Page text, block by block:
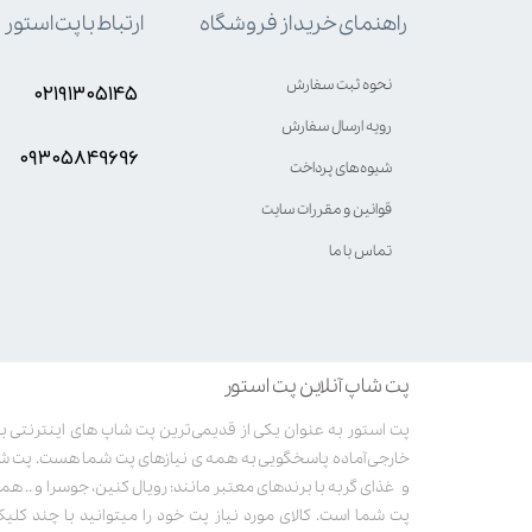
پت شاپ آنلاین پت استور
خارجی آماده پاسخگویی به همه ی نیازهای پت شما هست. پت
و غذای گربه با برندهای معتبر مانند: رویال کنین، جوسرا و ..
پت شما است. کالای مورد نیاز پت خود را میتوانید با چند
راهنمای خرید از فروشگاه
نحوه ثبت سفارش
رویه ارسال سفارش
شیوه‌های پرداخت
قوانین و مقررات سایت
تماس با ما
ارتباط با پت استور
۰۲۱۹۱۳۰۵۱۴۵
۰۹۳۰۵8۴9696